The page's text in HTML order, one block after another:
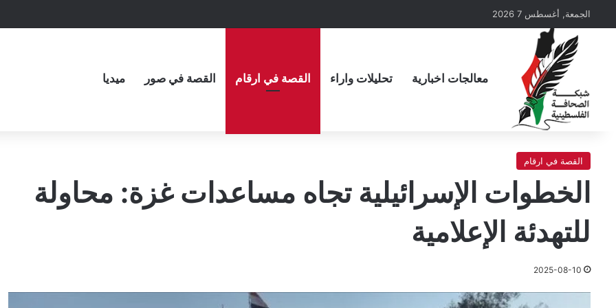
الجمعة, أغسطس 7 2026
معالجات اخبارية تحليلات واراء القصة في ارقام القصة في صور ميديا
القصة في ارقام
الخطوات الإسرائيلية تجاه مساعدات غزة: محاولة
للتهدئة الإعلامية
2025-08-10